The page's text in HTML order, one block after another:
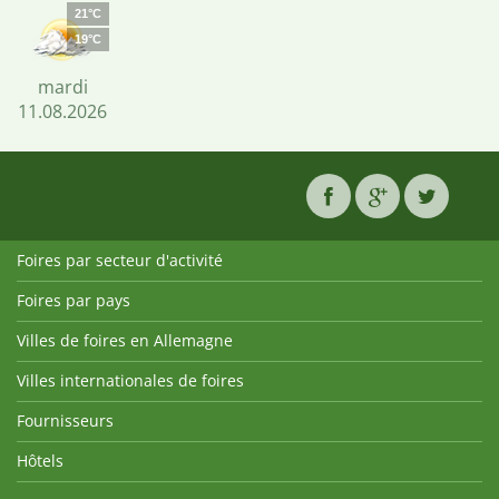
21°C
19°C
mardi
11.08.2026
Foires par secteur d'activité
Foires par pays
Villes de foires en Allemagne
Villes internationales de foires
Fournisseurs
Hôtels